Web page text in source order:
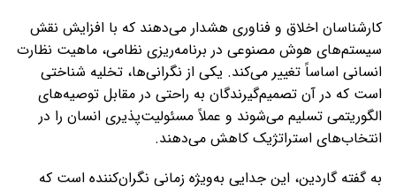
کارشناسان اخلاق و فناوری هشدار می‌دهند که با افزایش نقش
سیستم‌های هوش مصنوعی در برنامه‌ریزی نظامی، ماهیت نظارت
انسانی اساساً تغییر می‌کند. یکی از نگرانی‌ها، تخلیه شناختی
است که در آن تصمیم‌گیرندگان به راحتی در مقابل توصیه‌های
الگوریتمی تسلیم می‌شوند و عملاً مسئولیت‌پذیری انسان را در
انتخاب‌های استراتژیک کاهش می‌دهند.
به گفته گاردین، این جدایی به‌ویژه زمانی نگران‌کننده است که